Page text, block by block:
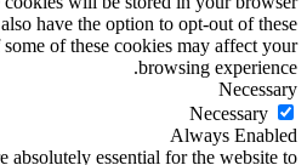
have the option to opt-out of these
of these cookies may affect your
browsing experience.
Necessary
Necessary
Always Enabled
absolutely essential for the website to